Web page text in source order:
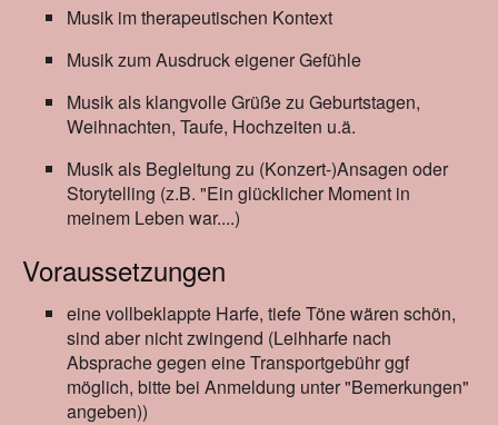
Musik im therapeutischen Kontext
Musik zum Ausdruck eigener Gefühle
Musik als klangvolle Grüße zu Geburtstagen,
Weihnachten, Taufe, Hochzeiten u.ä.
Musik als Begleitung zu (Konzert-)Ansagen oder
Storytelling (z.B. "Ein glücklicher Moment in
meinem Leben war....)
Voraussetzungen
eine vollbeklappte Harfe, tiefe Töne wären schön,
sind aber nicht zwingend (Leihharfe nach
Absprache gegen eine Transportgebühr ggf
möglich, bitte bei Anmeldung unter "Bemerkungen"
angeben))